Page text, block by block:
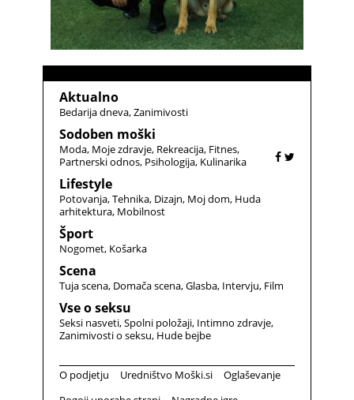
Aktualno
Bedarija dneva Zanimivosti
Sodoben moški
Moda Moje zdravje Rekreacija Fitnes
Partnerski odnos Psihologija Kulinarika
Lifestyle
Potovanja Tehnika Dizajn Moj dom Huda
arhitektura Mobilnost
Šport
Nogomet Košarka
Scena
Tuja scena Domača scena Glasba Intervju Film
Vse o seksu
Seksi nasveti Spolni položaji Intimno zdravje
Zanimivosti o seksu Hude bejbe
O podjetju Uredništvo Moški.si
Oglaševanje